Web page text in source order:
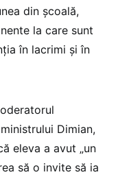
din școală,
la care sunt
în lacrimi și în
Dimian,
eleva a avut „un
să o invite să ia